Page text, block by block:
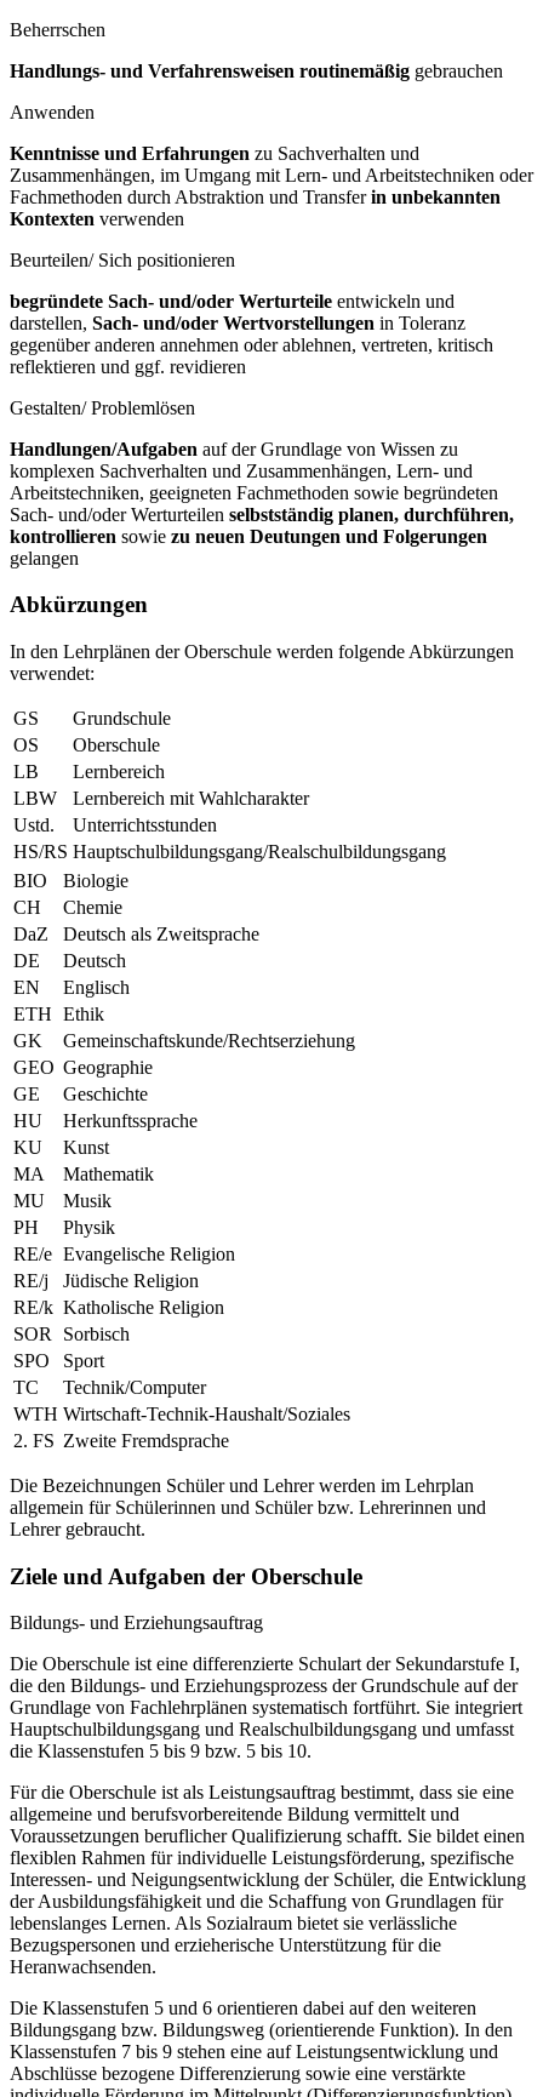
Beherrschen
Handlungs- und Verfahrensweisen routinemäßig gebrauchen
Anwenden
Kenntnisse und Erfahrungen zu Sachverhalten und
Zusammenhängen, im Umgang mit Lern- und Arbeitstechniken oder
Fachmethoden durch Abstraktion und Transferin unbekannten
Kontexten verwenden
Beurteilen/ Sich positionieren
begründete Sach- und/oder Werturteile entwickeln und
darstellen, Sach- und/oder Wertvorstellungen in Toleranz
gegenüber anderen annehmen oder ablehnen, vertreten, kritisch
reflektieren und ggf. revidieren
Gestalten/ Problemlösen
Handlungen/Aufgaben auf der Grundlage von Wissen zu
komplexen Sachverhalten und Zusammenhängen, Lern- und
Arbeitstechniken, geeigneten Fachmethoden sowie begründeten
Sach- und/oder Werturteilen selbstständig planen, durchführen,
kontrollieren sowie zu neuen Deutungen und Folgerungen
gelangen
Abkürzungen
In den Lehrplänen der Oberschule werden folgende Abkürzungen
verwendet:
GS
Grundschule
OS
Oberschule
LB
Lernbereich
LBW
Lernbereich mit Wahlcharakter
Ustd.
Unterrichtsstunden
HS/RS Hauptschulbildungsgang/Realschulbildungsgang
BIO
Biologie
CH
Chemie
DaZ
Deutsch als Zweitsprache
DE
Deutsch
EN
Englisch
ETH Ethik
GK
Gemeinschaftskunde/Rechtserziehung
GEO Geographie
GE
Geschichte
HU
Herkunftssprache
KU
Kunst
MA
Mathematik
MU
Musik
PH
Physik
RE/e Evangelische Religion
RE/j
Jüdische Religion
RE/k Katholische Religion
SOR
Sorbisch
SPO
Sport
TC
Technik/Computer
WTH Wirtschaft-Technik-Haushalt/Soziales
2. FS Zweite Fremdsprache
Die Bezeichnungen Schüler und Lehrer werden im Lehrplan
allgemein für Schülerinnen und Schüler bzw. Lehrerinnen und
Lehrer gebraucht.
Ziele und Aufgaben der Oberschule
Bildungs- und Erziehungsauftrag
Die Oberschule ist eine differenzierte Schulart der Sekundarstufe I,
die den Bildungs- und Erziehungsprozess der Grundschule auf der
Grundlage von Fachlehrplänen systematisch fortführt. Sie integriert
Hauptschulbildungsgang und Realschulbildungsgang und umfasst
die Klassenstufen 5 bis 9 bzw. 5 bis 10.
Für die Oberschule ist als Leistungsauftrag bestimmt, dass sie eine
allgemeine und berufsvorbereitende Bildung vermittelt und
Voraussetzungen beruflicher Qualifizierung schafft. Sie bildet einen
flexiblen Rahmen für individuelle Leistungsförderung, spezifische
Interessen- und Neigungsentwicklung der Schüler, die Entwicklung
der Ausbildungsfähigkeit und die Schaffung von Grundlagen für
lebenslanges Lernen. Als Sozialraum bietet sie verlässliche
Bezugspersonen und erzieherische Unterstützung für die
Heranwachsenden.
Die Klassenstufen 5 und 6 orientieren dabei auf den weiteren
Bildungsgang bzw. Bildungsweg (orientierende Funktion). In den
Klassenstufen 7 bis 9 stehen eine auf Leistungsentwicklung und
Abschlüsse bezogene Differenzierung sowie eine verstärkte